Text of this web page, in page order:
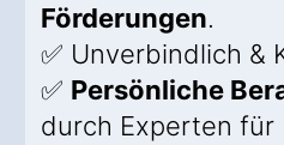
Förderungen.
✅ Unverbindlich &
✅ Persönliche
durch Experten für